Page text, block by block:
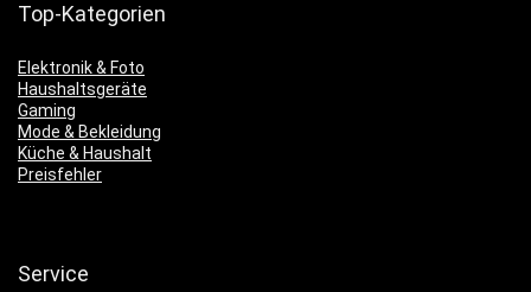
Top-Kategorien
Elektronik & Foto
Haushaltsgeräte
Gaming
Mode & Bekleidung
Küche & Haushalt
Preisfehler
Service